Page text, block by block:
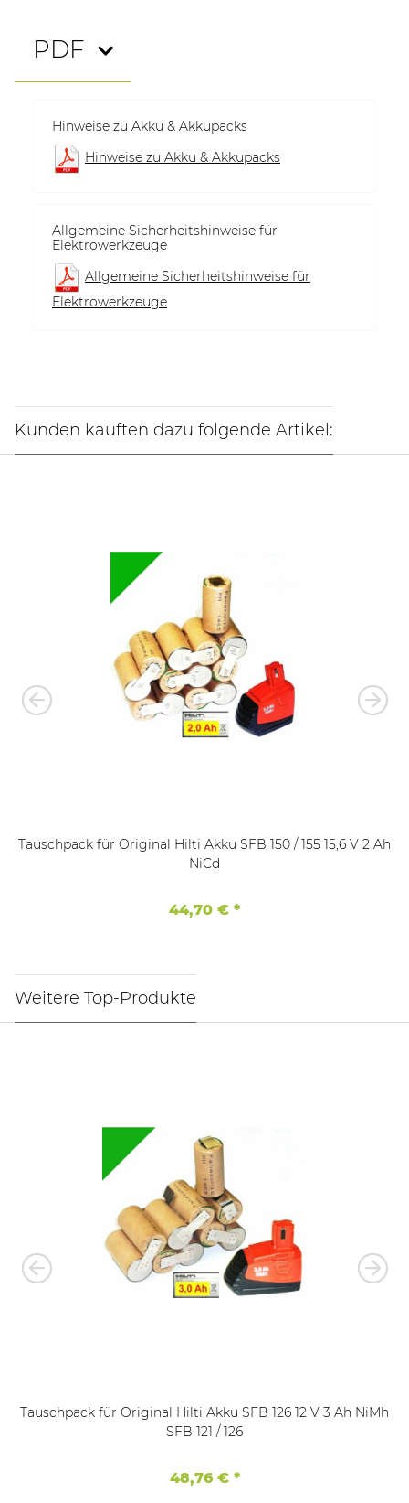
PDF
Hinweise zu Akku & Akkupacks
Hinweise zu Akku & Akkupacks
Allgemeine Sicherheitshinweise für
Elektrowerkzeuge
Allgemeine Sicherheitshinweise für
Elektrowerkzeuge
Kunden kauften dazu folgende Artikel:
Tauschpack für Original Hilti Akku SFB 150 / 155 15,6 V 2 Ah
NiCd
44,70 € *
Weitere Top-Produkte
Tauschpack für Original Hilti Akku SFB 126 12 V 3 Ah NiMh
SFB 121 / 126
48,76 € *